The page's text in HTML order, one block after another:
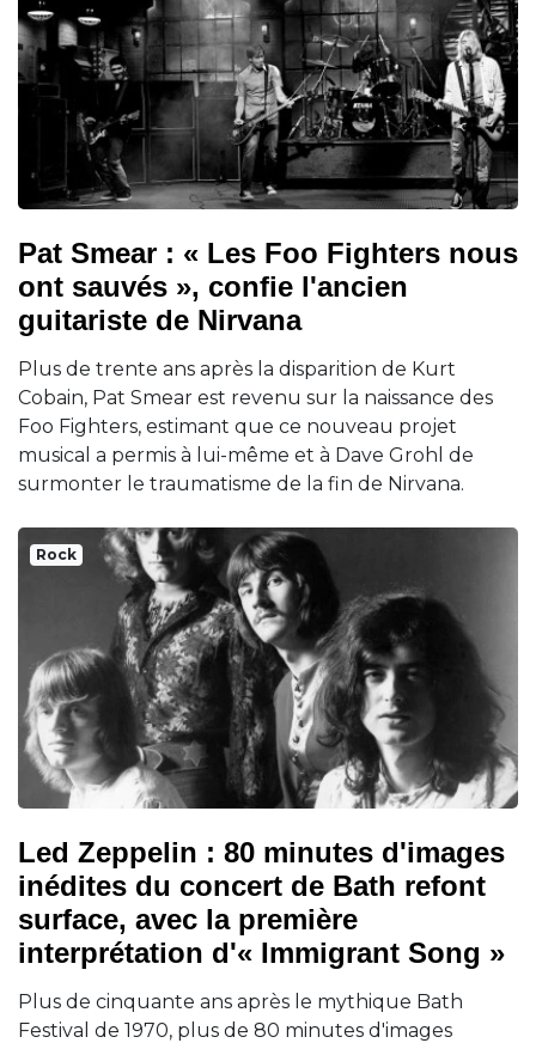
Pat Smear : « Les Foo Fighters nous
ont sauvés », confie l'ancien
guitariste de Nirvana
Plus de trente ans après la disparition de Kurt
Cobain, Pat Smear est revenu sur la naissance des
Foo Fighters, estimant que ce nouveau projet
musical a permis à lui-même et à Dave Grohl de
surmonter le traumatisme de la fin de Nirvana.
Rock
Led Zeppelin : 80 minutes d'images
inédites du concert de Bath refont
surface, avec la première
interprétation d'« Immigrant Song »
Plus de cinquante ans après le mythique Bath
Festival de 1970, plus de 80 minutes d'images